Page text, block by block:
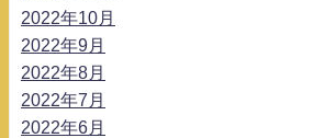
2022年10月
2022年9月
2022年8月
2022年7月
2022年6月